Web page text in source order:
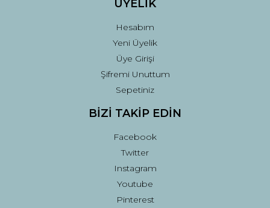
ÜYELİK
Hesabım
Yeni Üyelik
Üye Girişi
Şifremi Unuttum
Sepetiniz
BİZİ TAKİP EDİN
Facebook
Twitter
Instagram
Youtube
Pinterest